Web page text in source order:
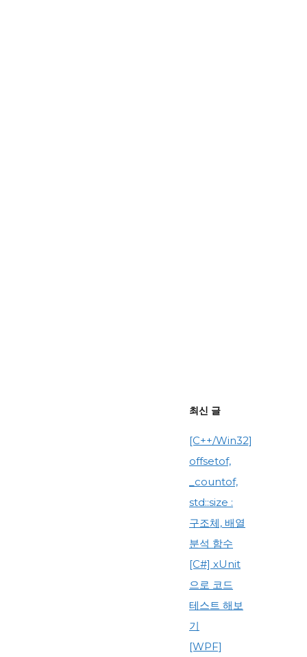
최신 글
[C++/Win32]
offsetof,
_countof,
std::size :
구조체, 배열
분석 함수
[C#] xUnit
으로 코드
테스트 해보
기
[WPF]